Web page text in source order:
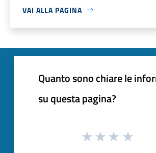
VAI ALLA PAGINA
Quanto sono chiare le
su questa pagina?